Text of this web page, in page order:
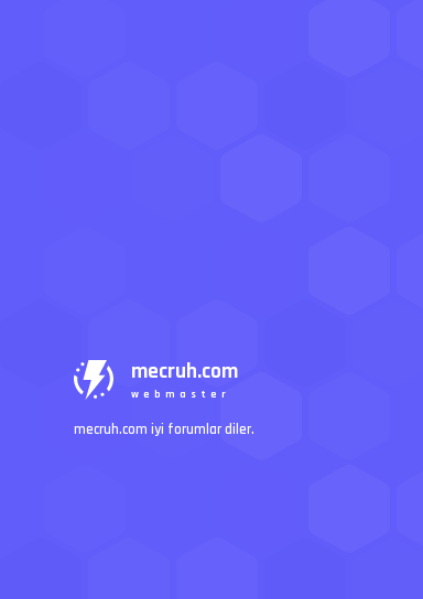
mecruh.com
webmaster
mecruh.com iyi forumlar diler.